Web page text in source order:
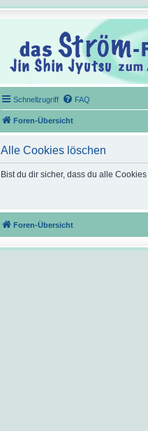
Schnellzugriff FAQ
Foren-Übersicht
Alle Cookies löschen
Bist du dir sicher, dass du alle
Foren-Übersicht